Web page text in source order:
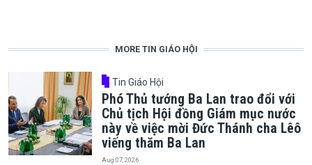
MORE TIN GIÁO HỘI
Tin Giáo Hội
Phó Thủ tướng Ba Lan trao đổi với
Chủ tịch Hội đồng Giám mục nước
này về việc mời Đức Thánh cha Lêô
viếng thăm Ba Lan
Aug 07, 2026